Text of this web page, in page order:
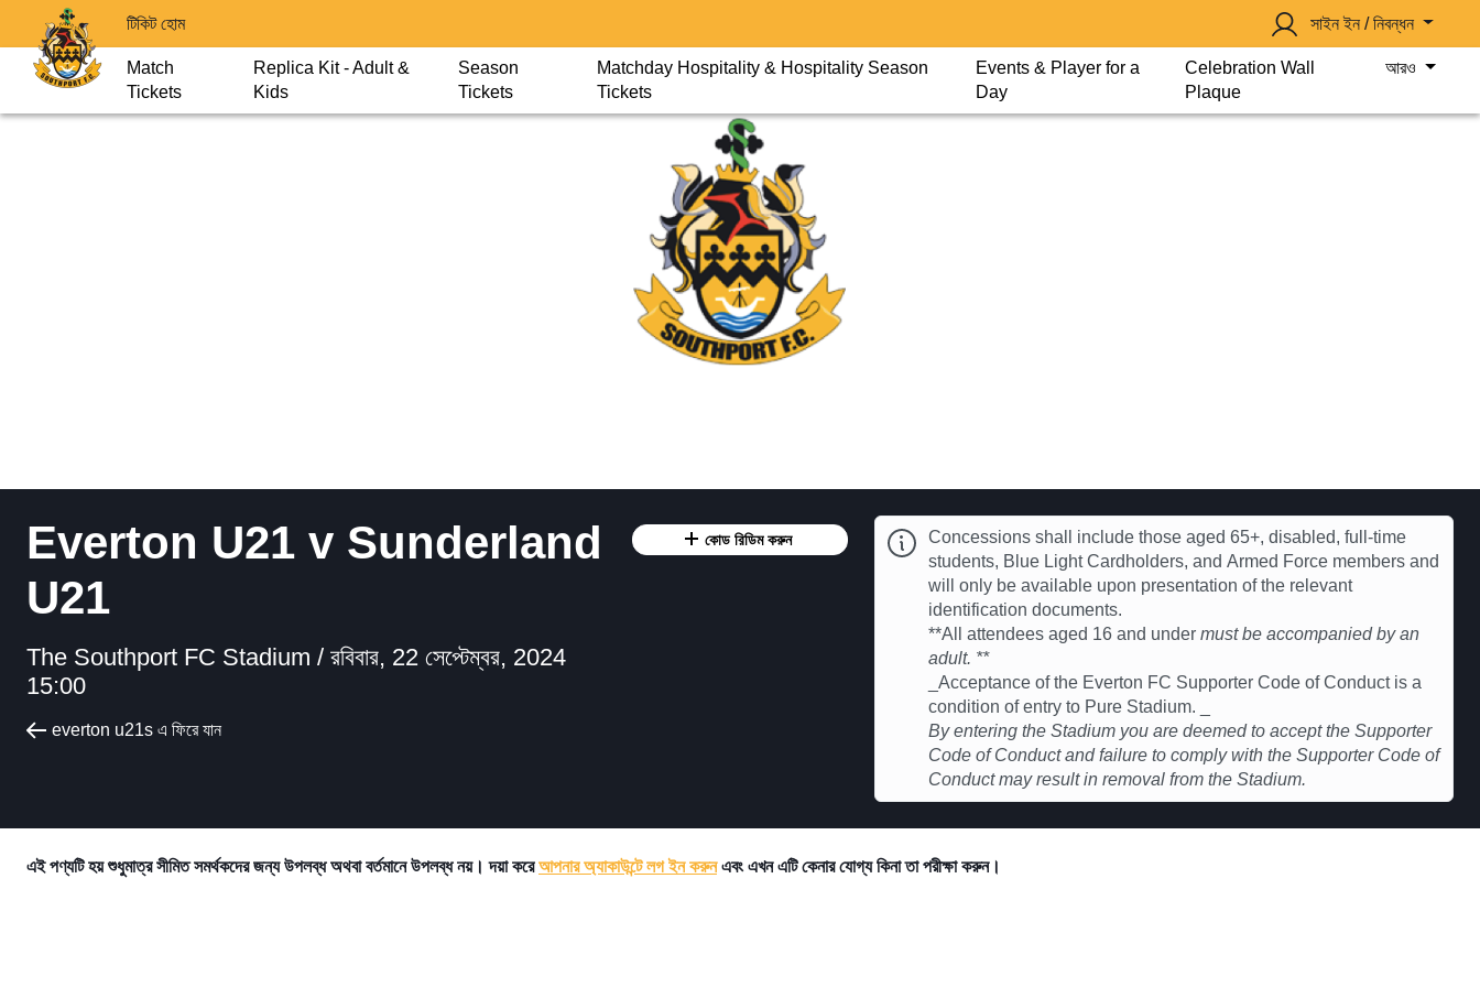
টিকিট হোম সাইন ইন / নিবন্ধন
Match
Tickets
Replica Kit - Adult &
Kids
Season
Tickets
Matchday Hospitality & Hospitality Season
Tickets
Events & Player for a
Day
Celebration Wall
Plaque
আরও
Everton U21 v Sunderland
U21
The Southport FC Stadium / রবিবার, 22 সেপ্টেম্বর, 2024
15:00
everton u21s এ ফিরে যান
কোড রিডিম করুন
Concessions shall include those aged 65+, disabled, full-time
students, Blue Light Cardholders, and Armed Force members and
will only be available upon presentation of the relevant
identification documents.
**All attendees aged 16 and under must be accompanied by an
adult. **
_Acceptance of the Everton FC Supporter Code of Conduct is a
condition of entry to Pure Stadium. _
By entering the Stadium you are deemed to accept the Supporter
Code of Conduct and failure to comply with the Supporter Code of
Conduct may result in removal from the Stadium.
এই পণ্যটি হয় শুধুমাত্র সীমিত সমর্থকদের জন্য উপলব্ধ অথবা বর্তমানে উপলব্ধ নয়। দয়া করেআপনার অ্যাকাউন্টে লগ ইন করুনএবং এখন এটি কেনার যোগ্য কিনা তা পরীক্ষা করুন।